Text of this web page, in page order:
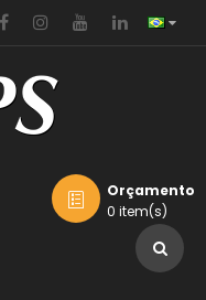
Orçamento
0 item(s)